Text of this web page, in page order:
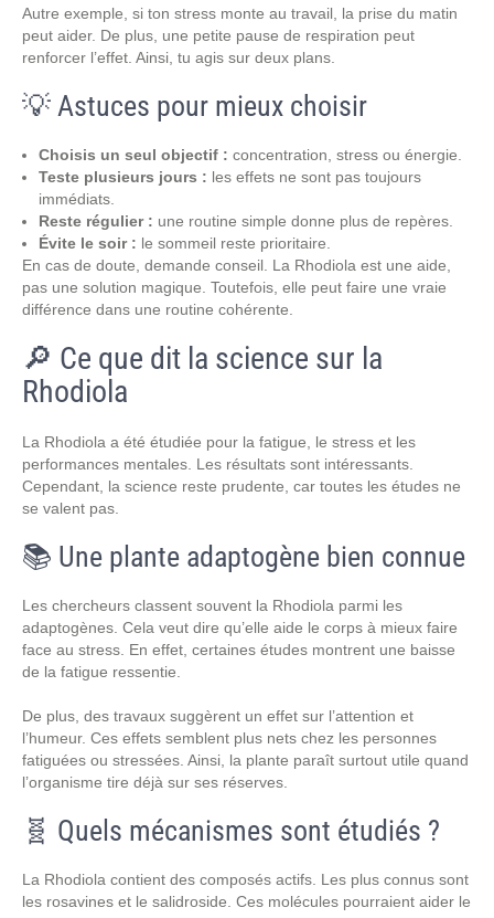
Autre exemple, si ton stress monte au travail, la prise du matin
peut aider. De plus, une petite pause de respiration peut
renforcer l’effet. Ainsi, tu agis sur deux plans.
💡 Astuces pour mieux choisir
Choisis un seul objectif : concentration, stress ou énergie.
Teste plusieurs jours : les effets ne sont pas toujours
immédiats.
Reste régulier : une routine simple donne plus de repères.
Évite le soir : le sommeil reste prioritaire.
En cas de doute, demande conseil. La Rhodiola est une aide,
pas une solution magique. Toutefois, elle peut faire une vraie
différence dans une routine cohérente.
🔎 Ce que dit la science sur la
Rhodiola
La Rhodiola a été étudiée pour la fatigue, le stress et les
performances mentales. Les résultats sont intéressants.
Cependant, la science reste prudente, car toutes les études ne
se valent pas.
📚 Une plante adaptogène bien connue
Les chercheurs classent souvent la Rhodiola parmi les
adaptogènes. Cela veut dire qu’elle aide le corps à mieux faire
face au stress. En effet, certaines études montrent une baisse
de la fatigue ressentie.
De plus, des travaux suggèrent un effet sur l’attention et
l’humeur. Ces effets semblent plus nets chez les personnes
fatiguées ou stressées. Ainsi, la plante paraît surtout utile quand
l’organisme tire déjà sur ses réserves.
🧬 Quels mécanismes sont étudiés ?
La Rhodiola contient des composés actifs. Les plus connus sont
les rosavines et le salidroside. Ces molécules pourraient aider le